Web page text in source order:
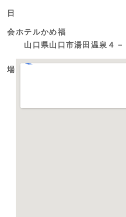
日
会
場
ホテルかめ福
山口県山口市湯田温泉４－